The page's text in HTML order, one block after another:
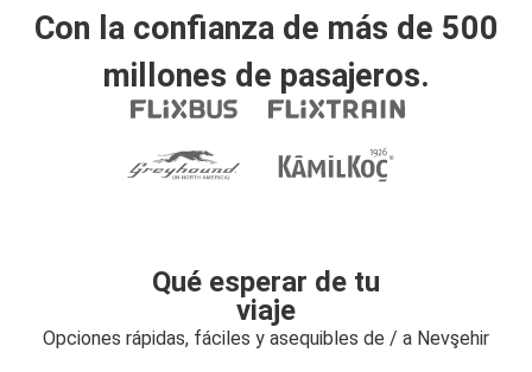
Con la confianza de más de 500
millones de pasajeros.
Qué esperar de tu
viaje
Opciones rápidas, fáciles y asequibles de / a Nevşehir